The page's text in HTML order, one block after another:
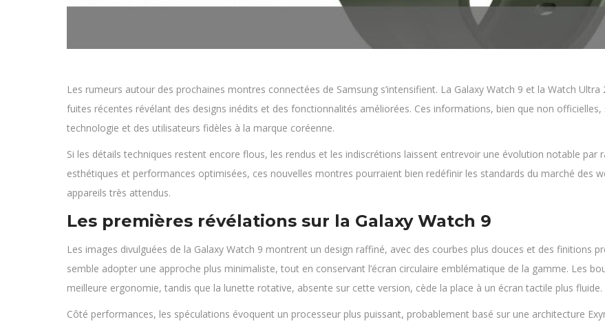
Les rumeurs autour des prochaines montres connectées de Samsung s’intensifient. La Galaxy Watch 9 et la Watch
fuites récentes révélant des designs inédits et des fonctionnalités améliorées. Ces informations, bien que non officielles,
technologie et des utilisateurs fidèles à la marque coréenne.
Si les détails techniques restent encore flous, les rendus et les indiscrétions laissent entrevoir une évolution notable
esthétiques et performances optimisées, ces nouvelles montres pourraient bien redéfinir les standards du marché des
appareils très attendus.
Les premières révélations sur la Galaxy Watch 9
Les images divulguées de la Galaxy Watch 9 montrent un design raffiné, avec des courbes plus douces et des finitions
semble adopter une approche plus minimaliste, tout en conservant l’écran circulaire emblématique de la gamme. Les
meilleure ergonomie, tandis que la lunette rotative, absente sur cette version, cède la place à un écran tactile plus fluide.
Côté performances, les spéculations évoquent un processeur plus puissant, probablement basé sur une architecture